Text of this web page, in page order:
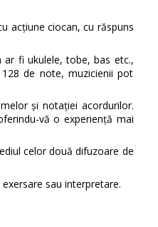
acțiune ciocan, cu răspuns
fi ukulele, tobe, bas etc.,
de note, muzicienii pot
și notației acordurilor.
vă o experiență mai
celor două difuzoare de
sau interpretare.